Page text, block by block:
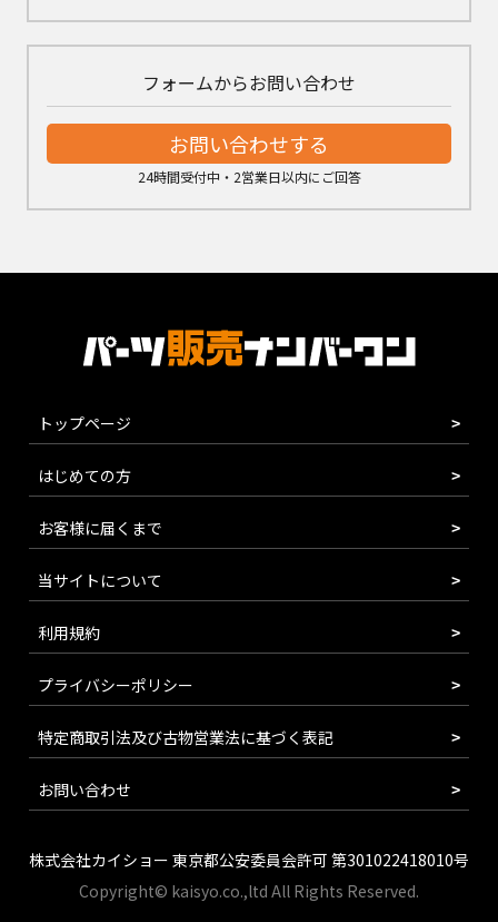
フォームからお問い合わせ
お問い合わせする
24時間受付中・2営業日以内にご回答
トップページ
はじめての方
お客様に届くまで
当サイトについて
利用規約
プライバシーポリシー
特定商取引法及び古物営業法に基づく表記
お問い合わせ
株式会社カイショー 東京都公安委員会許可 第301022418010号
Copyright© kaisyo.co.,ltd All Rights Reserved.